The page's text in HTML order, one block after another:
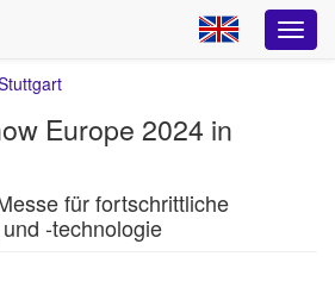
Europe 2024 in
für fortschrittliche
-technologie